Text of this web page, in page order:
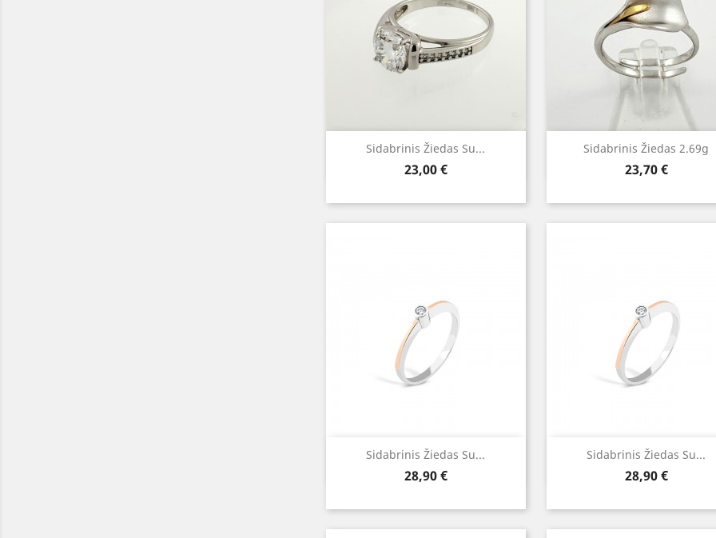
Sidabrinis Žiedas Su...
Kaina
23,00 €
Greita peržiūra Sidabrinis Žiedas 2.69g
Kaina
23,70 €
Greita peržiūra
Sidabrinis Žiedas Su...
Kaina
28,90 €
Greita peržiūra Sidabrinis Žiedas Su...
Kaina
28,90 €
Greita peržiūra